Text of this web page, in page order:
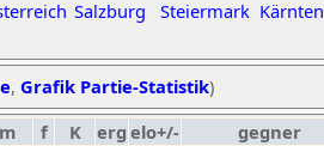
Salzburg Steiermark Kärnten
, Grafik Partie-Statistik)
f K erg elo+/- gegner